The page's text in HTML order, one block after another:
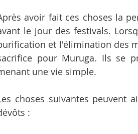
avoir fait ces choses la
le jour des festivals.
et l'élimination des
pour Muruga. Ils se
une vie simple.
choses suivantes peuvent
: